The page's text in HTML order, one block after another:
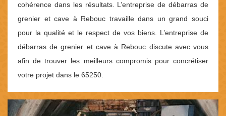
cohérence dans les résultats. L’entreprise de débarras de
grenier et cave à Rebouc travaille dans un grand souci
pour la qualité et le respect de vos biens. L’entreprise de
débarras de grenier et cave à Rebouc discute avec vous
afin de trouver les meilleurs compromis pour concrétiser
votre projet dans le 65250.